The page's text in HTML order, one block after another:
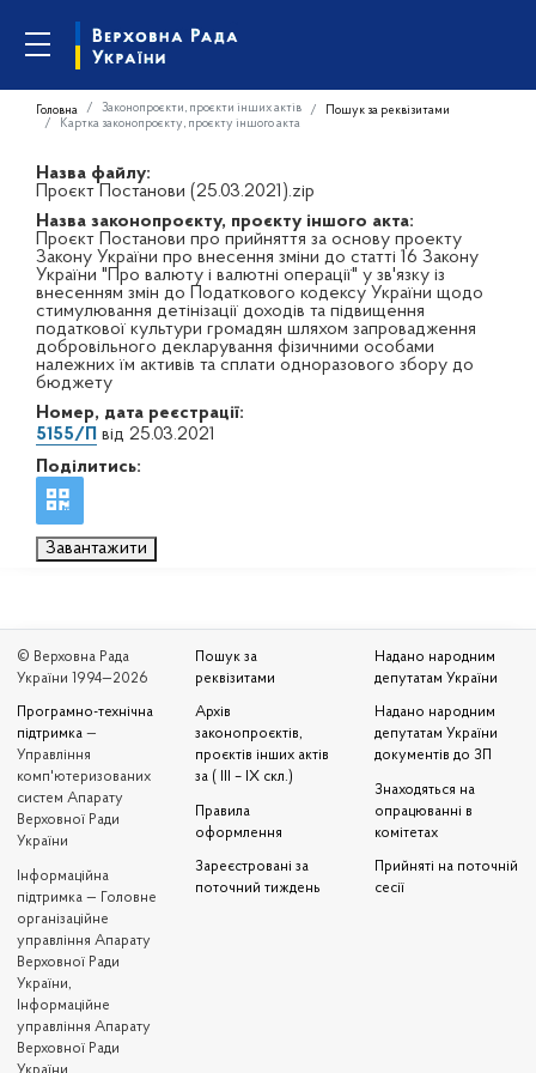
Головна Законопроєкти, проєкти інших актів
Пошук за реквізитами
Картка законопроєкту, проєкту іншого акта
Назва файлу:
Проєкт Постанови (25.03.2021).zip
Назва законопроєкту, проєкту іншого акта:
Проєкт Постанови про прийняття за основу проекту
Закону України про внесення зміни до статті 16 Закону
України "Про валюту і валютні операції" у зв'язку із
внесенням змін до Податкового кодексу України щодо
стимулювання детінізації доходів та підвищення
податкової культури громадян шляхом запровадження
добровільного декларування фізичними особами
належних їм активів та сплати одноразового збору до
бюджету
Номер, дата реєстрації:
5155/П від 25.03.2021
Поділитись:
Завантажити
© Верховна Рада
України 1994—2026
Програмно-технічна
підтримка —
Управління
комп'ютеризованих
систем Апарату
Верховної Ради
України
Iнформаційна
підтримка — Головне
організаційне
управління Апарату
Верховної Ради
України,
Інформаційне
управління Апарату
Верховної Ради
України
Пошук за
реквізитами
Архів
законопроєктів,
проєктів інших актів
за ( III – IX скл.)
Правила
оформлення
Зареєстровані за
поточний тиждень
Надано народним
депутатам України
Надано народним
депутатам України
документів до ЗП
Знаходяться на
опрацюванні в
комітетах
Прийняті на поточній
сесії